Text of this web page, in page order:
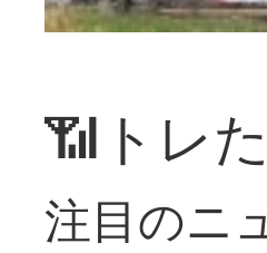
📶トレ
注目のニ